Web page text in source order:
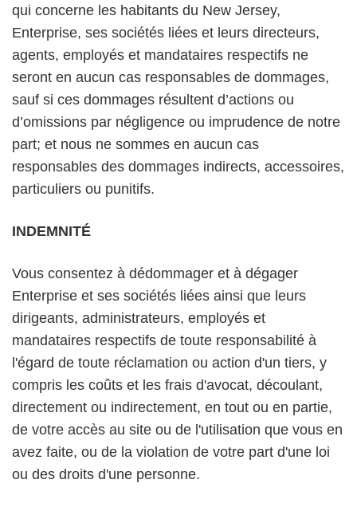
qui concerne les habitants du New Jersey,
Enterprise, ses sociétés liées et leurs directeurs,
agents, employés et mandataires respectifs ne
seront en aucun cas responsables de dommages,
sauf si ces dommages résultent d’actions ou
d’omissions par négligence ou imprudence de notre
part; et nous ne sommes en aucun cas
responsables des dommages indirects, accessoires,
particuliers ou punitifs.
INDEMNITÉ
Vous consentez à dédommager et à dégager
Enterprise et ses sociétés liées ainsi que leurs
dirigeants, administrateurs, employés et
mandataires respectifs de toute responsabilité à
l'égard de toute réclamation ou action d'un tiers, y
compris les coûts et les frais d'avocat, découlant,
directement ou indirectement, en tout ou en partie,
de votre accès au site ou de l'utilisation que vous en
avez faite, ou de la violation de votre part d'une loi
ou des droits d'une personne.